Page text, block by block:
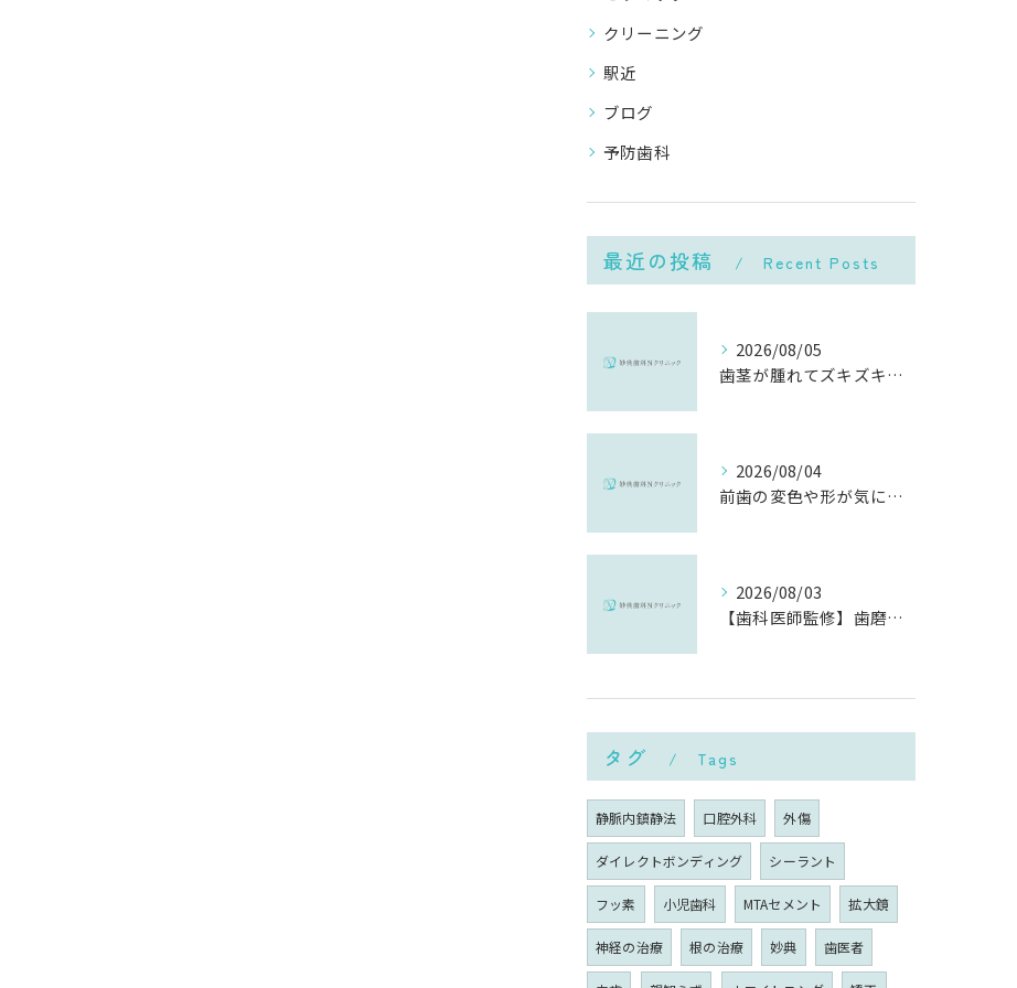
クリーニング
駅近
ブログ
予防歯科
最近の投稿 Recent Posts
2026/08/05
歯茎が腫れてズキズキ痛む時の応急処置と、早めに受診すべき理由
2026/08/04
前歯の変色や形が気になる…削らずにきれいに整える「ダイレクトボンディング」とは？
2026/08/03
【歯科医師監修】歯磨きで歯茎や歯が痛い5つの原因と治療法｜何科・いつ病院へ行くべき？
タグ Tags
静脈内鎮静法 口腔外科 外傷
ダイレクトボンディング シーラント
フッ素 小児歯科 MTAセメント 拡大鏡
神経の治療 根の治療 妙典 歯医者